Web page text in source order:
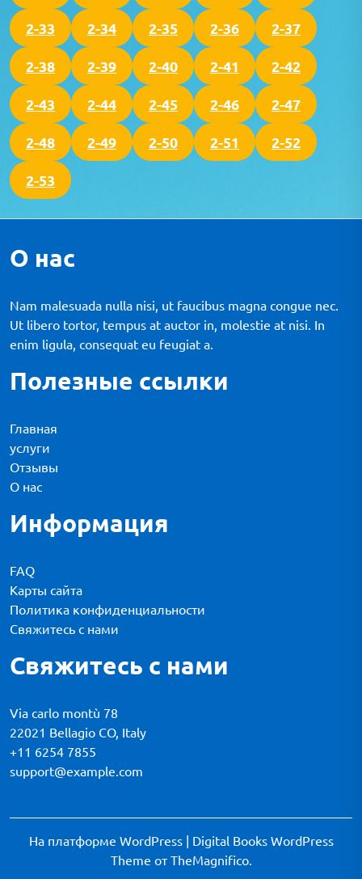
2-33 2-34 2-35 2-36 2-37
2-38 2-39 2-40 2-41 2-42
2-43 2-44 2-45 2-46 2-47
2-48 2-49 2-50 2-51 2-52
2-53
О нас
Nam malesuada nulla nisi, ut faucibus magna congue nec.
Ut libero tortor, tempus at auctor in, molestie at nisi. In
enim ligula, consequat eu feugiat a.
Полезные ссылки
Главная
услуги
Отзывы
О нас
Информация
FAQ
Карты сайта
Политика конфиденциальности
Свяжитесь с нами
Свяжитесь с нами
Via carlo montù 78
22021 Bellagio CO, Italy
+11 6254 7855
support@example.com
На платформе WordPress | Digital Books WordPress
Theme от TheMagnifico.